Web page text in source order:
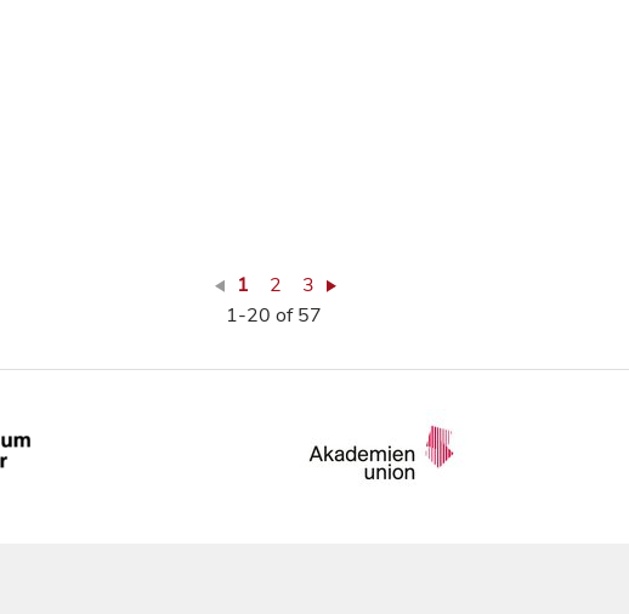
1 2
3
1-20 of 57